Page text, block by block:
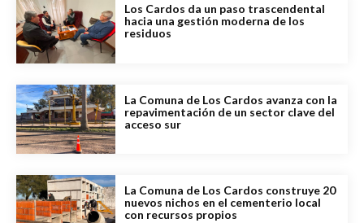
Los Cardos da un paso trascendental
hacia una gestión moderna de los
residuos
La Comuna de Los Cardos avanza con la
repavimentación de un sector clave del
acceso sur
La Comuna de Los Cardos construye 20
nuevos nichos en el cementerio local
con recursos propios